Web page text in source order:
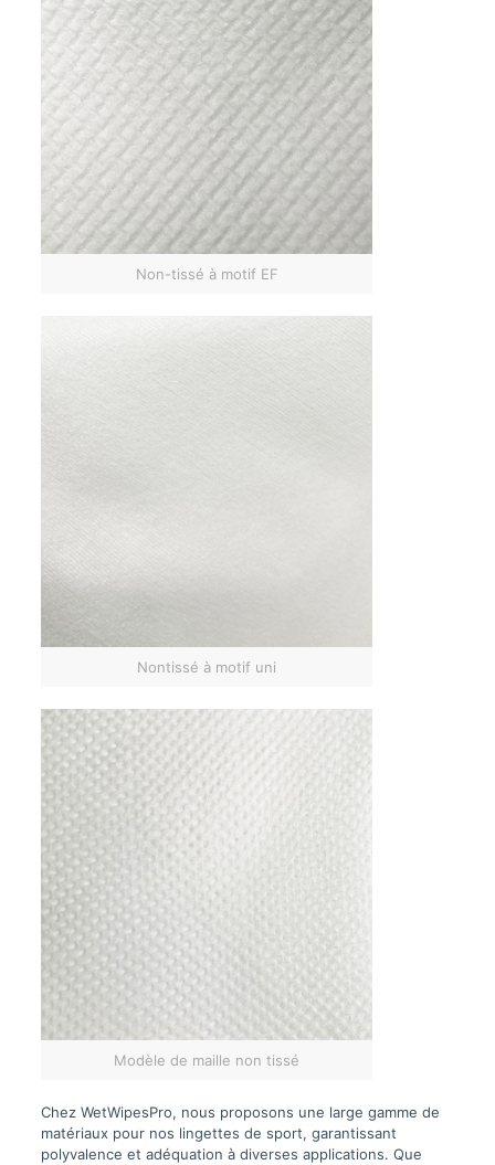
Non-tissé à motif EF
Nontissé à motif uni
Modèle de maille non tissé
Chez WetWipesPro, nous proposons une large gamme de
matériaux pour nos lingettes de sport, garantissant
polyvalence et adéquation à diverses applications. Que